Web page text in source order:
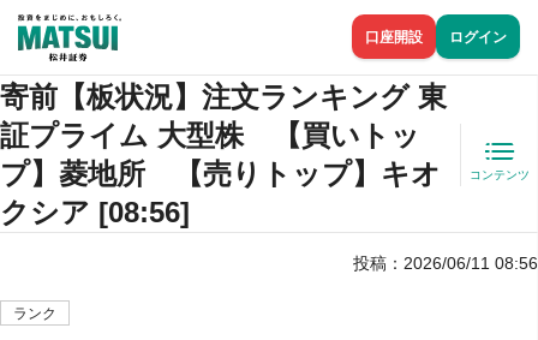
口座開設 ログイン
寄前【板状況】注文ランキング 東
証プライム 大型株 【買いトッ
プ】菱地所 【売りトップ】キオ
クシア [08:56]
コンテンツ
投稿： 2026/06/11 08:56
ランク